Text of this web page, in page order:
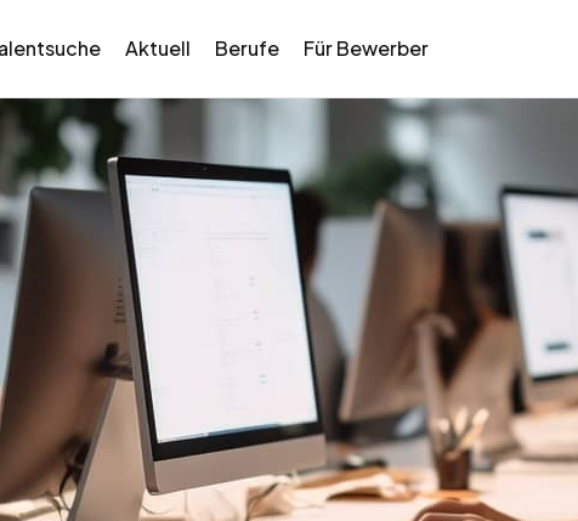
Aktuell Berufe Für Bewerber